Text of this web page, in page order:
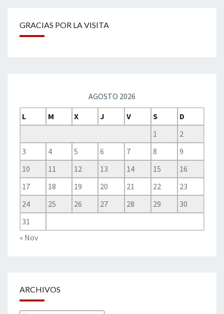
GRACIAS POR LA VISITA
AGOSTO 2026
L
M X J V S
D
1
2
3
4 5 6 7 8
9
10
11 12 13 14 15
16
17
18 19 20 21 22
23
24
25 26 27 28 29
30
31
« Nov
ARCHIVOS